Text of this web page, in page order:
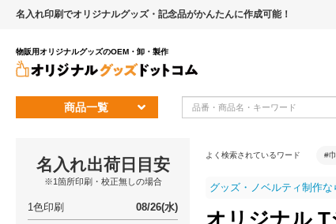
名入れ印刷でオリジナルグッズ・記念品がかんたんに作成可能！
物販用オリジナルグッズのOEM・卸・製作
商品一覧
よく検索されているワード #
グッズ・ノベルティ制作
オリジナル T
名入れ出荷日目安
※1箇所印刷・校正無しの場合
1色印刷 08/26(水)